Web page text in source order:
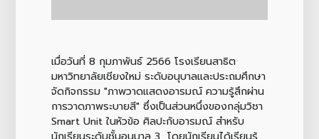
เมื่อวันที่ 8 กุมภาพันธ์ 2566 โรงเรียนสาธิต
มหาวิทยาลัยเชียงใหม่ ระดับอนุบาลและประถมศึกษา
จัดกิจกรรม "ภาพวาดแสดงอารมณ์ ความรู้สึกผ่าน
การวาดภาพระบายสี" ซึ่งเป็นส่วนหนึ่งของกลุ่มวิชา
Smart Unit ในหัวข้อ ศิลปะกับอารมณ์ สำหรับ